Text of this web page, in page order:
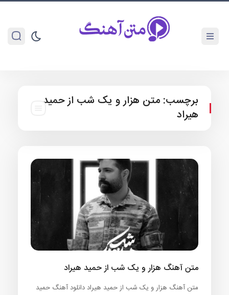
برچسب: متن هزار و یک شب از حمید
هیراد
متن آهنگ هزار و یک شب از حمید هیراد
متن آهنگ هزار و یک شب از حمید هیراد دانلود آهنگ حمید